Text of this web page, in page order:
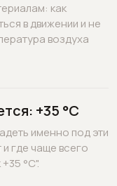
как
в движении и не
воздуха
+35 °C
именно под эти
где чаще всего
°C".